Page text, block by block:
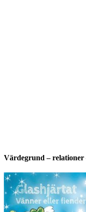
Värdegrund – relationer